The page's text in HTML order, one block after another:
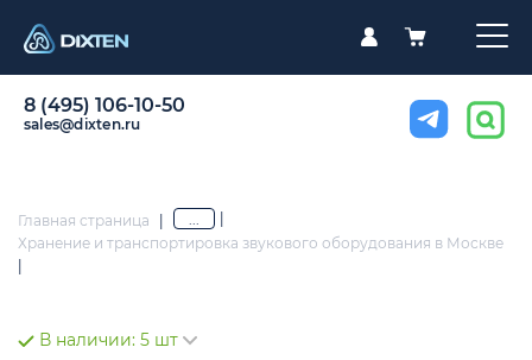
8 (495) 106-10-50
sales@dixten.ru
Главная страница | ...
Хранение и транспортировка звукового оборудования в Москве
В наличии: 5 шт